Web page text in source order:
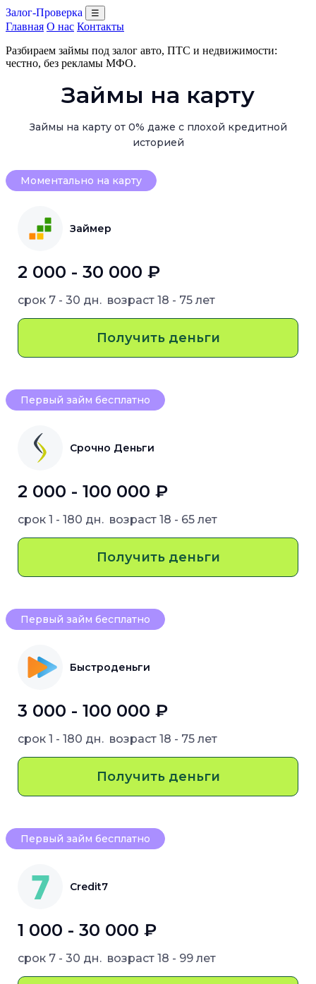
Залог-Проверка ☰
Главная О нас Контакты
Разбираем займы под залог авто, ПТС и недвижимости:
честно, без рекламы МФО.
Займы на карту
Займы на карту от 0% даже с плохой кредитной
историей
Моментально на карту
Займер
2 000 - 30 000 ₽
срок 7 - 30 дн. возраст 18 - 75 лет
Получить деньги
Первый займ бесплатно
Срочно Деньги
2 000 - 100 000 ₽
срок 1 - 180 дн. возраст 18 - 65 лет
Получить деньги
Первый займ бесплатно
Быстроденьги
3 000 - 100 000 ₽
срок 1 - 180 дн. возраст 18 - 75 лет
Получить деньги
Первый займ бесплатно
Credit7
1 000 - 30 000 ₽
срок 7 - 30 дн. возраст 18 - 99 лет